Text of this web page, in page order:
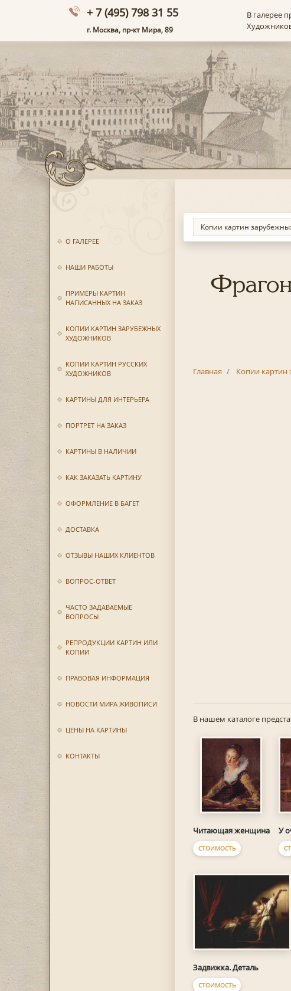
+ 7 (495) 798 31 55
г. Москва, пр-кт Мира, 89
В галерее
О ГАЛЕРЕЕ
НАШИ РАБОТЫ
ПРИМЕРЫ КАРТИН
НАПИСАННЫХ НА ЗАКАЗ
КОПИИ КАРТИН ЗАРУБЕЖНЫХ
ХУДОЖНИКОВ
КОПИИ КАРТИН РУССКИХ
ХУДОЖНИКОВ
КАРТИНЫ ДЛЯ ИНТЕРЬЕРА
ПОРТРЕТ НА ЗАКАЗ
КАРТИНЫ В НАЛИЧИИ
КАК ЗАКАЗАТЬ КАРТИНУ
ОФОРМЛЕНИЕ В БАГЕТ
ДОСТАВКА
ОТЗЫВЫ НАШИХ КЛИЕНТОВ
ВОПРОС-ОТВЕТ
ЧАСТО ЗАДАВАЕМЫЕ
ВОПРОСЫ
РЕПРОДУКЦИИ КАРТИН ИЛИ
КОПИИ
ПРАВОВАЯ ИНФОРМАЦИЯ
НОВОСТИ МИРА ЖИВОПИСИ
ЦЕНЫ НА КАРТИНЫ
КОНТАКТЫ
Главная Копии
В нашем каталоге
Читающая женщина
СТОИМОСТЬ
У
Задвижка. Деталь
СТОИМОСТЬ